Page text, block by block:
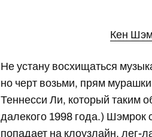
Кен
Не устану восхищаться
но черт возьми, прям
Теннесси Ли, который таким
далекого 1998 года.) Шэмрок
попадает на клоузлайн, лег-